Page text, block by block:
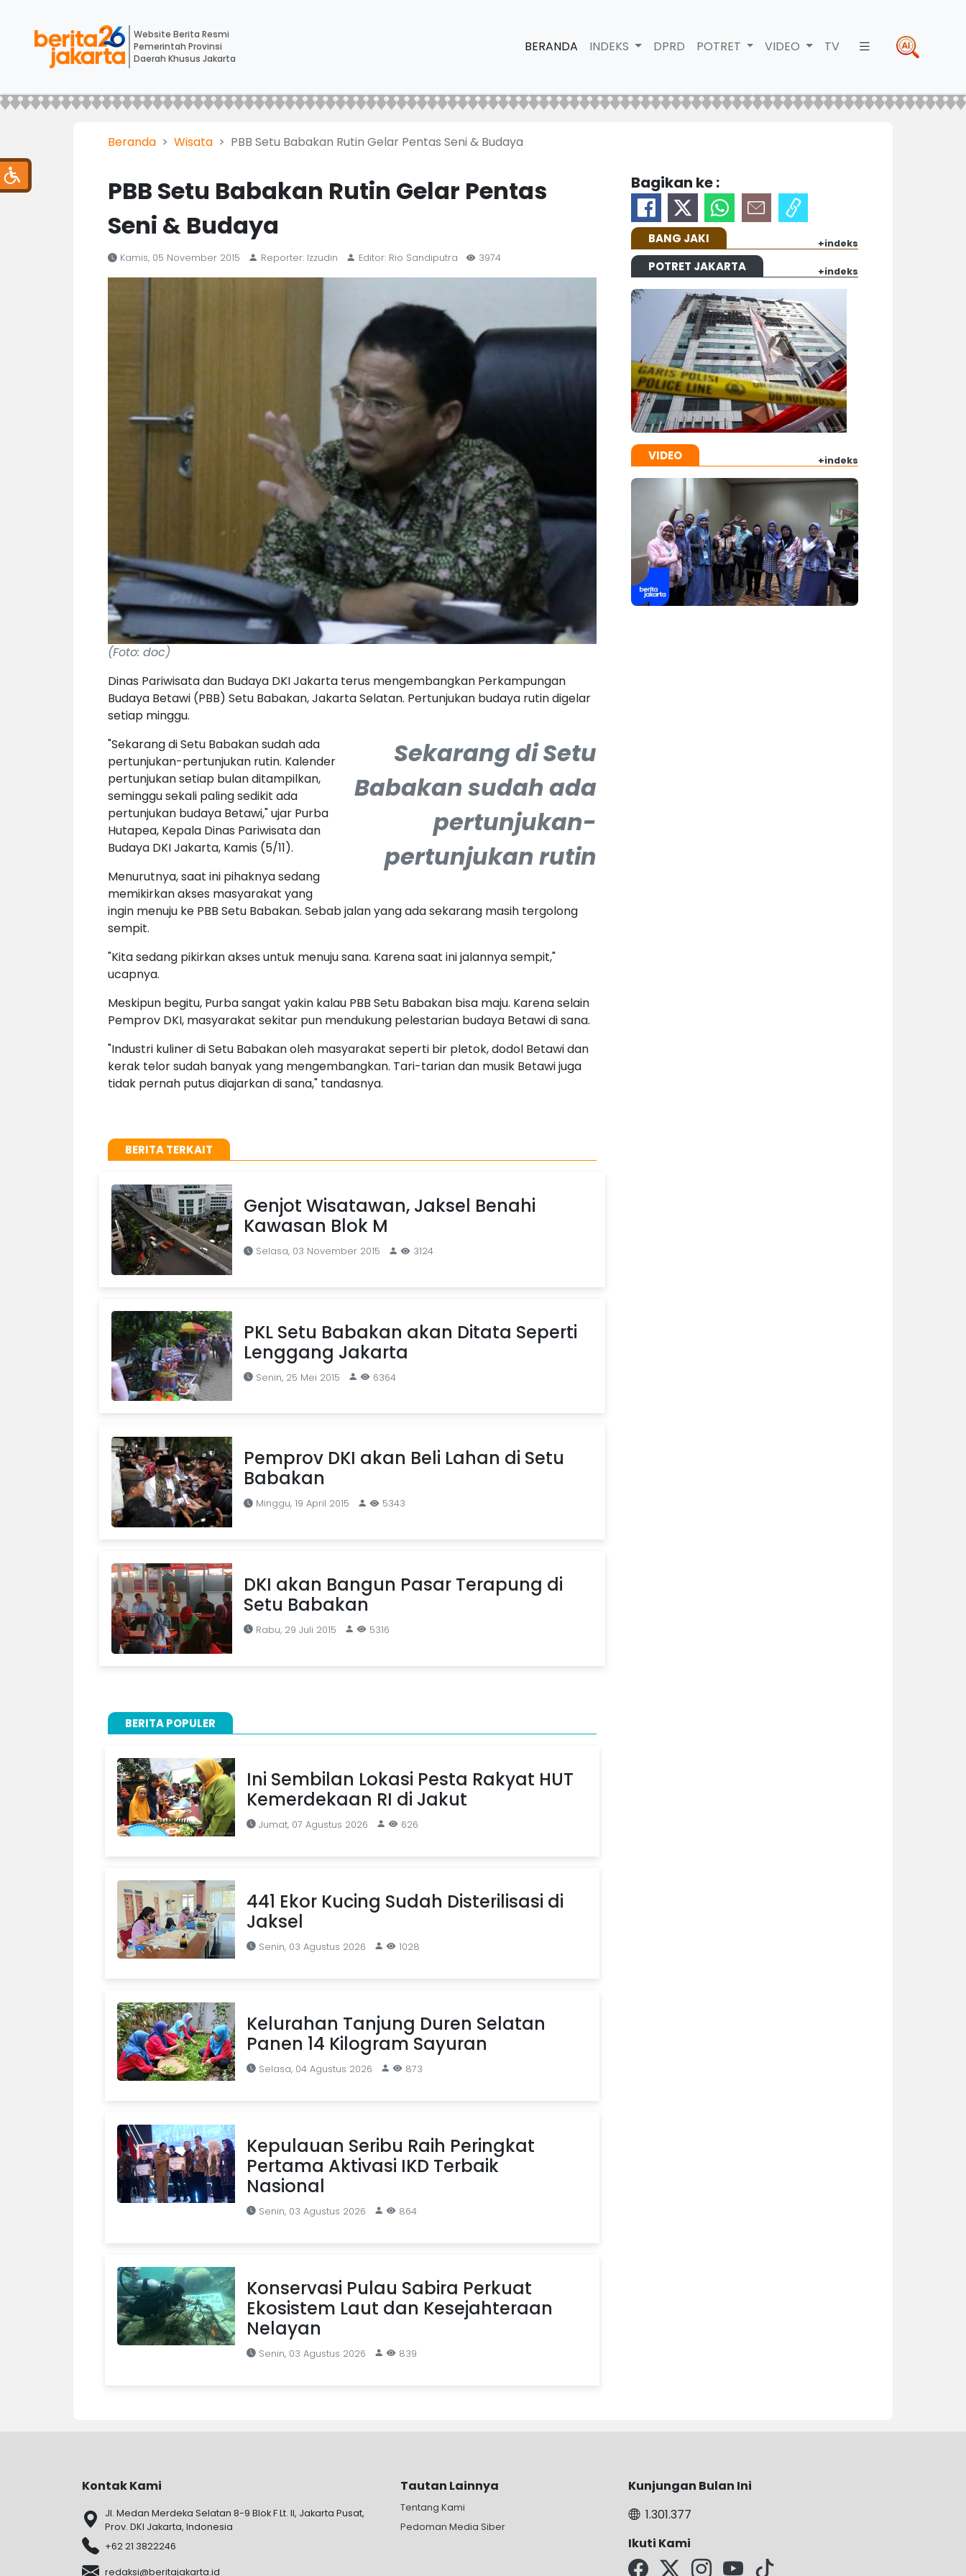
Website Berita Resmi
Pemerintah Provinsi
Daerah Khusus Jakarta
BERANDA INDEKS DPRD POTRET VIDEO TV
Beranda Wisata PBB Setu Babakan Rutin Gelar Pentas Seni & Budaya
PBB Setu Babakan Rutin Gelar Pentas
Seni & Budaya
Kamis, 05 November 2015 Reporter: Izzudin Editor: Rio Sandiputra 3974
(Foto: doc)
Dinas Pariwisata dan Budaya DKI Jakarta terus mengembangkan Perkampungan
Budaya Betawi (PBB) Setu Babakan, Jakarta Selatan. Pertunjukan budaya rutin digelar
setiap minggu.
Sekarang di Setu
Babakan sudah ada
pertunjukan-
pertunjukan rutin
"Sekarang di Setu Babakan sudah ada
pertunjukan-pertunjukan rutin. Kalender
pertunjukan setiap bulan ditampilkan,
seminggu sekali paling sedikit ada
pertunjukan budaya Betawi," ujar Purba
Hutapea, Kepala Dinas Pariwisata dan
Budaya DKI Jakarta, Kamis (5/11).
Menurutnya, saat ini pihaknya sedang
memikirkan akses masyarakat yang
ingin menuju ke PBB Setu Babakan. Sebab jalan yang ada sekarang masih tergolong
sempit.
"Kita sedang pikirkan akses untuk menuju sana. Karena saat ini jalannya sempit,"
ucapnya.
Meskipun begitu, Purba sangat yakin kalau PBB Setu Babakan bisa maju. Karena selain
Pemprov DKI, masyarakat sekitar pun mendukung pelestarian budaya Betawi di sana.
"Industri kuliner di Setu Babakan oleh masyarakat seperti bir pletok, dodol Betawi dan
kerak telor sudah banyak yang mengembangkan. Tari-tarian dan musik Betawi juga
tidak pernah putus diajarkan di sana," tandasnya.
BERITA TERKAIT
Genjot Wisatawan, Jaksel Benahi
Kawasan Blok M
Selasa, 03 November 2015 3124
PKL Setu Babakan akan Ditata Seperti
Lenggang Jakarta
Senin, 25 Mei 2015 6364
Pemprov DKI akan Beli Lahan di Setu
Babakan
Minggu, 19 April 2015 5343
DKI akan Bangun Pasar Terapung di
Setu Babakan
Rabu, 29 Juli 2015 5316
BERITA POPULER
Ini Sembilan Lokasi Pesta Rakyat HUT
Kemerdekaan RI di Jakut
Jumat, 07 Agustus 2026 626
441 Ekor Kucing Sudah Disterilisasi di
Jaksel
Senin, 03 Agustus 2026 1028
Kelurahan Tanjung Duren Selatan
Panen 14 Kilogram Sayuran
Selasa, 04 Agustus 2026 873
Kepulauan Seribu Raih Peringkat
Pertama Aktivasi IKD Terbaik
Nasional
Senin, 03 Agustus 2026 864
Konservasi Pulau Sabira Perkuat
Ekosistem Laut dan Kesejahteraan
Nelayan
Senin, 03 Agustus 2026 839
Bagikan ke :
BANG JAKI +indeks
POTRET JAKARTA +indeks
VIDEO +indeks
Kontak Kami
Jl. Medan Merdeka Selatan 8-9 Blok F Lt. II, Jakarta Pusat,
Prov. DKI Jakarta, Indonesia
+62 21 3822246
redaksi@beritajakarta.id
Tautan Lainnya
Tentang Kami
Pedoman Media Siber
Kunjungan Bulan Ini
1.301.377
Ikuti Kami